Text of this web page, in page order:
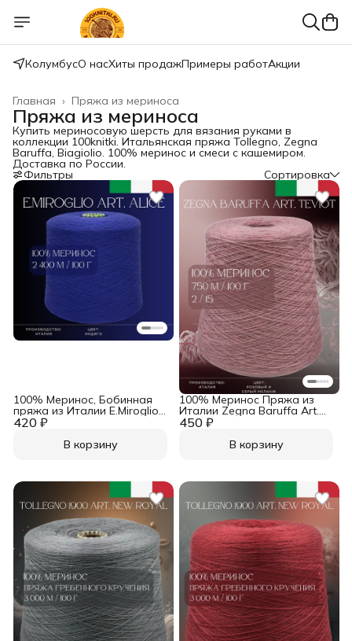
КолумбусО насХиты продажПримеры работАкции
Пряжа из мериноса
Главная ›
Пряжа из мериноса
Купить мериносовую шерсть для вязания руками в
коллекции 100knitki. Итальянская пряжа Tollegno, Zegna
Baruffa, Biagiolio. 100% меринос и смеси с кашемиром.
Доставка по России.
Фильтры Сортировка
420 ₽
100% Меринос, Бобинная
пряжа из Италии E.Miroglio
Art. Alice Индиго
В корзину
450 ₽
100% Меринос Пряжа из
Италии Zegna Baruffa Art.
Teviot Розовый / Серый
В корзину